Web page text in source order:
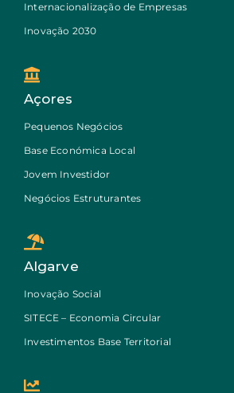
Internacionalização de Empresas
Inovação 2030
Açores
Pequenos Negócios
Base Económica Local
Jovem Investidor
Negócios Estruturantes
Algarve
Inovação Social
SITECE – Economia Circular
Investimentos Base Territorial